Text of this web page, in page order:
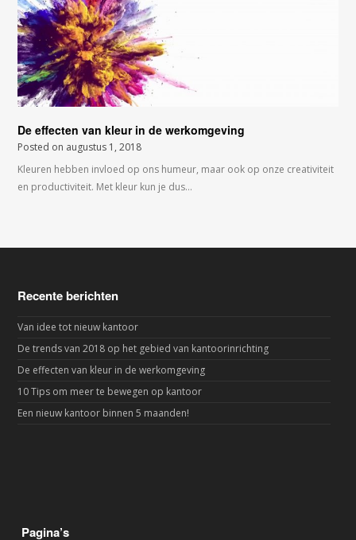
De effecten van kleur in de werkomgeving
Posted on augustus 1, 2018
Kleuren hebben invloed op ons humeur, maar ook op onze creativiteit
en productiviteit. Met kleur kun je dus…
Recente berichten
Van idee tot nieuw kantoor
De trends van 2018 op het gebied van kantoorinrichting
De effecten van kleur in de werkomgeving
10 Tips om meer te bewegen op kantoor
Een nieuw kantoor binnen 5 maanden!
Pagina’s